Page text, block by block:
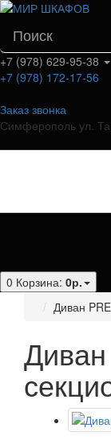
+7 (978) 629-95-38
+7 (978) 172-17-56
Заказ звонка
Симферополь ул.
0 Корзина: 0р.
Диван